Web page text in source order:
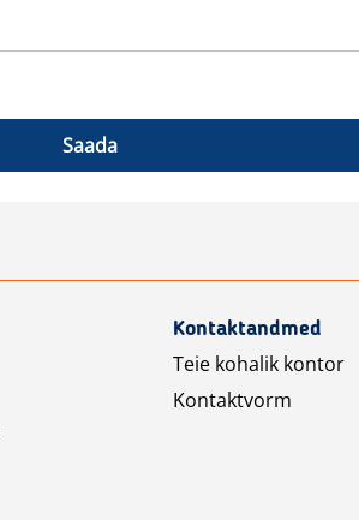
Saada
Kontaktandmed
Teie kohalik kontor
Kontaktvorm